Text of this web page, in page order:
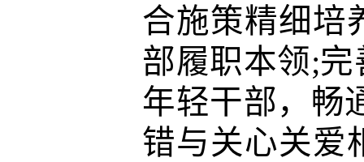
合施策精细培
部履职本领;
年轻干部，畅
错与关心关爱